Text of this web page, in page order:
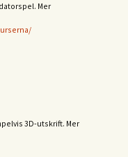
Mer
3D-utskrift. Mer